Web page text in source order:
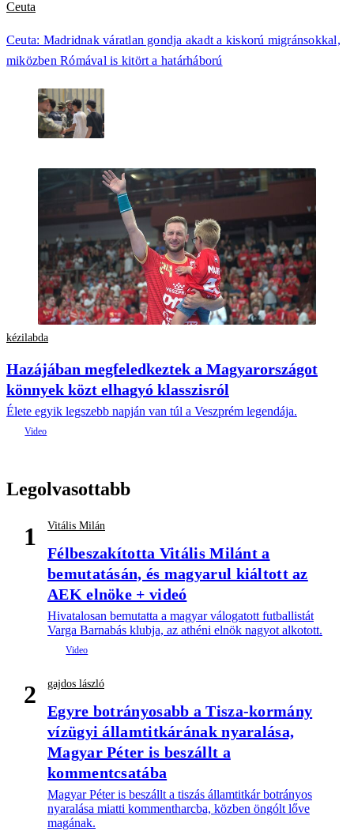
Ceuta
Ceuta: Madridnak váratlan gondja akadt a kiskorú migránsokkal,
miközben Rómával is kitört a határháború
kézilabda
Hazájában megfeledkeztek a Magyarországot
könnyek közt elhagyó klasszisról
Élete egyik legszebb napján van túl a Veszprém legendája.
Legolvasottabb
1 Vitális Milán
Félbeszakította Vitális Milánt a
bemutatásán, és magyarul kiáltott az
AEK elnöke + videó
Hivatalosan bemutatta a magyar válogatott futballistát
Varga Barnabás klubja, az athéni elnök nagyot alkotott.
2 gajdos lászló
Egyre botrányosabb a Tisza-kormány
vízügyi államtitkárának nyaralása,
Magyar Péter is beszállt a
kommentcsatába
Magyar Péter is beszállt a tiszás államtitkár botrányos
nyaralása miatti kommentharcba, közben öngólt lőve
magának.